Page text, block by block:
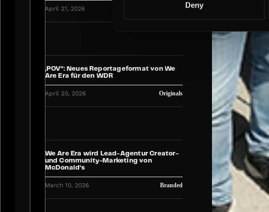
Deny
April 21, 2026
„POV“: Neues Reportageformat von We
Are Era für den WDR
April 20, 2026 Originals
We Are Era wird Lead-Agentur Creator-
und Community-Marketing von
McDonald‘s
March 10, 2026 Branded